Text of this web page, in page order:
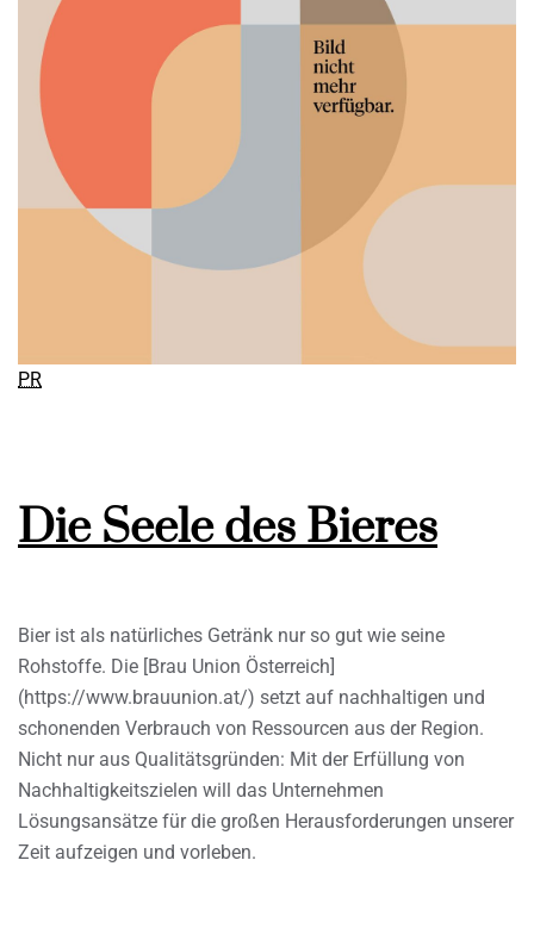
PR
Die Seele des Bieres
Bier ist als natürliches Getränk nur so gut wie seine
Rohstoffe. Die [Brau Union Österreich]
(https://www.brauunion.at/) setzt auf nachhaltigen und
schonenden Verbrauch von Ressourcen aus der Region.
Nicht nur aus Qualitätsgründen: Mit der Erfüllung von
Nachhaltigkeitszielen will das Unternehmen
Lösungsansätze für die großen Herausforderungen unserer
Zeit aufzeigen und vorleben.